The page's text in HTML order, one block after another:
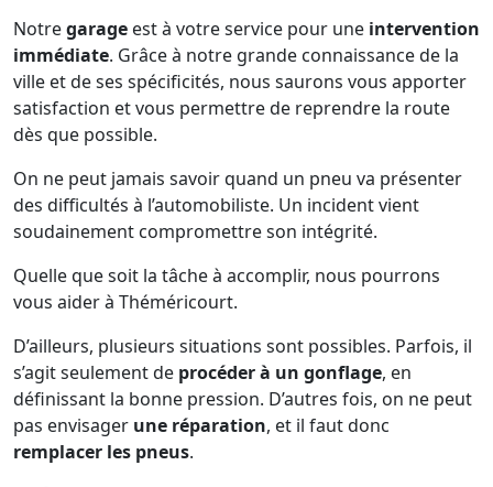
Notregarage est à votre service pour une intervention
immédiate. Grâce à notre grande connaissance de la
ville et de ses spécificités, nous saurons vous apporter
satisfaction et vous permettre de reprendre la route
dès que possible.
On ne peut jamais savoir quand un pneu va présenter
des difficultés à l’automobiliste. Un incident vient
soudainement compromettre son intégrité.
Quelle que soit la tâche à accomplir, nous pourrons
vous aider à Théméricourt.
D’ailleurs, plusieurs situations sont possibles. Parfois, il
s’agit seulement de procéder à un gonflage, en
définissant la bonne pression. D’autres fois, on ne peut
pas envisager une réparation, et il faut donc
remplacer les pneus.